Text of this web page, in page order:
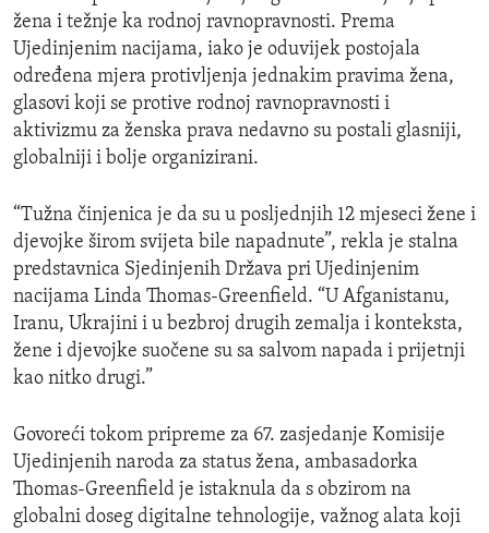
žena i težnje ka rodnoj ravnopravnosti. Prema
Ujedinjenim nacijama, iako je oduvijek postojala
određena mjera protivljenja jednakim pravima žena,
glasovi koji se protive rodnoj ravnopravnosti i
aktivizmu za ženska prava nedavno su postali glasniji,
globalniji i bolje organizirani.
“Tužna činjenica je da su u posljednjih 12 mjeseci žene i
djevojke širom svijeta bile napadnute”, rekla je stalna
predstavnica Sjedinjenih Država pri Ujedinjenim
nacijama Linda Thomas-Greenfield. “U Afganistanu,
Iranu, Ukrajini i u bezbroj drugih zemalja i konteksta,
žene i djevojke suočene su sa salvom napada i prijetnji
kao nitko drugi.”
Govoreći tokom pripreme za 67. zasjedanje Komisije
Ujedinjenih naroda za status žena, ambasadorka
Thomas-Greenfield je istaknula da s obzirom na
globalni doseg digitalne tehnologije, važnog alata koji